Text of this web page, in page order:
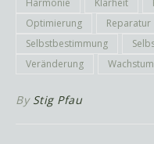
Harmonie
Klarheit
Optimierung
Reparatur
Selbstbestimmung
Veränderung
Wachstum
By Stig Pfau